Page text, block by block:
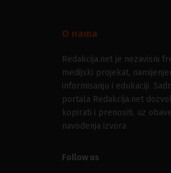
O nama
Redakcija.net je nezavisni
medijski projekat,
informisanju i edukaciji.
portala Redakcija.net
kopirati i prenositi, uz
navođenja izvora
Follow us